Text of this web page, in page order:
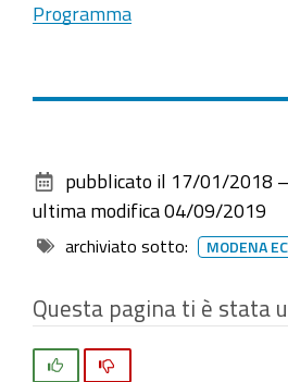
Programma
documento
pubblicato il 17/01/2018
ultima modifica 04/09/2019
archiviato sotto: MODENA
Questa pagina ti è stata